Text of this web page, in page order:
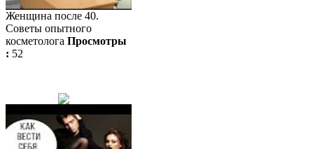
Женщина после 40.
Советы опытного
косметолога Просмотры
: 52